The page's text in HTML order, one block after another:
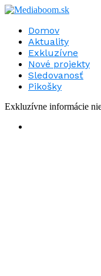
Domov
Aktuality
Exkluzívne
Nové projekty
Sledovanosť
Pikošky
Exkluzívne informácie